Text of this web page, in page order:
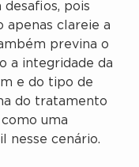
desafios, pois
apenas clareie a
previna o
a integridade da
e do tipo de
do tratamento
uma
nesse cenário.